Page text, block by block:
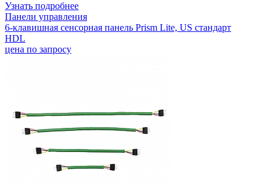
Узнать подробнее
Панели управления
6-клавишная сенсорная панель Prism Lite, US стандарт
HDL
цена по запросу